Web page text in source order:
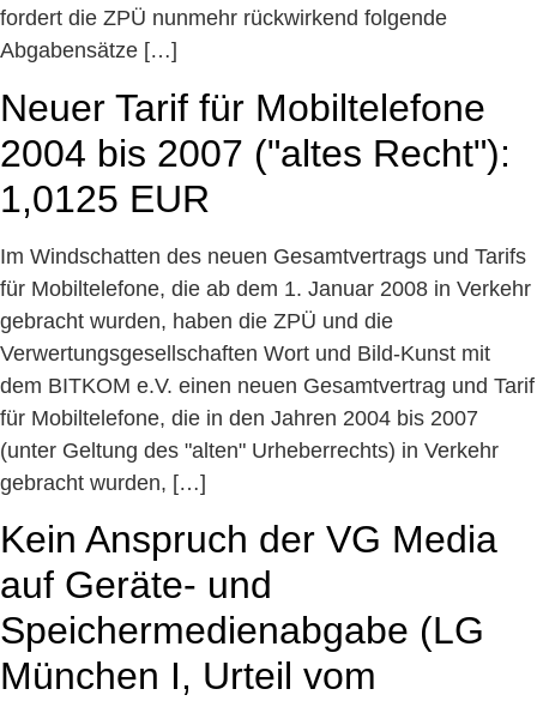
fordert die ZPÜ nunmehr rückwirkend folgende
Abgabensätze […]
Neuer Tarif für Mobiltelefone
2004 bis 2007 ("altes Recht"):
1,0125 EUR
Im Windschatten des neuen Gesamtvertrags und Tarifs
für Mobiltelefone, die ab dem 1. Januar 2008 in Verkehr
gebracht wurden, haben die ZPÜ und die
Verwertungsgesellschaften Wort und Bild-Kunst mit
dem BITKOM e.V. einen neuen Gesamtvertrag und Tarif
für Mobiltelefone, die in den Jahren 2004 bis 2007
(unter Geltung des "alten" Urheberrechts) in Verkehr
gebracht wurden, […]
Kein Anspruch der VG Media
auf Geräte- und
Speichermedienabgabe (LG
München I, Urteil vom